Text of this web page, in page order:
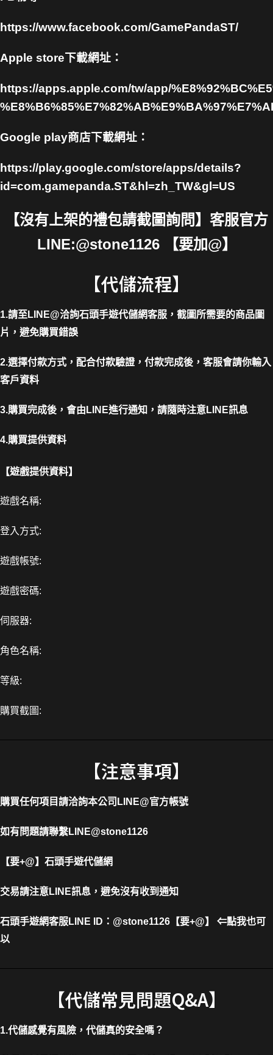
https://www.facebook.com/GamePandaST/
Apple store下載網址：
https://apps.apple.com/tw/app/
Google play商店下載網址：
https://play.google.com/store/apps/details?
id=com.gamepanda.ST&hl=zh_TW&gl=US
【沒有上架的禮包請截圖詢問】客服官方
LINE:@stone1126 【要加@】
【代儲流程】
1.請至LINE@洽詢石頭手遊代儲網客服，截圖所需要的商品圖
片，避免購買錯誤
2.選擇付款方式，配合付款驗證，付款完成後，客服會請你輸入
客戶資料
3.購買完成後，會由LINE進行通知，請隨時注意LINE訊息
4.購買提供資料
【遊戲提供資料】
遊戲名稱:
登入方式:
遊戲帳號:
遊戲密碼:
伺服器:
角色名稱:
等級:
購買截圖:
【注意事項】
購買任何項目請洽詢本公司 LINE@官方帳號
如有問題請聯繫LINE@stone1126
【要+@】 石頭手遊代儲網
交易請注意LINE訊息，避免沒有收到通知
石頭手遊網客服LINE ID ： @stone1126【要+@】 ⇐點我也可
以
【代儲常見問題Q&A】
1.代儲感覺有風險，代儲真的安全嗎？